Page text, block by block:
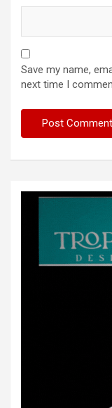
Save my name,
next time I